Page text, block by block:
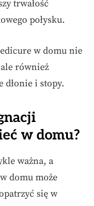
trwałość
połysku.
w domu nie
również
dłonie i stopy.
w domu?
ważna, a
domu może
się w